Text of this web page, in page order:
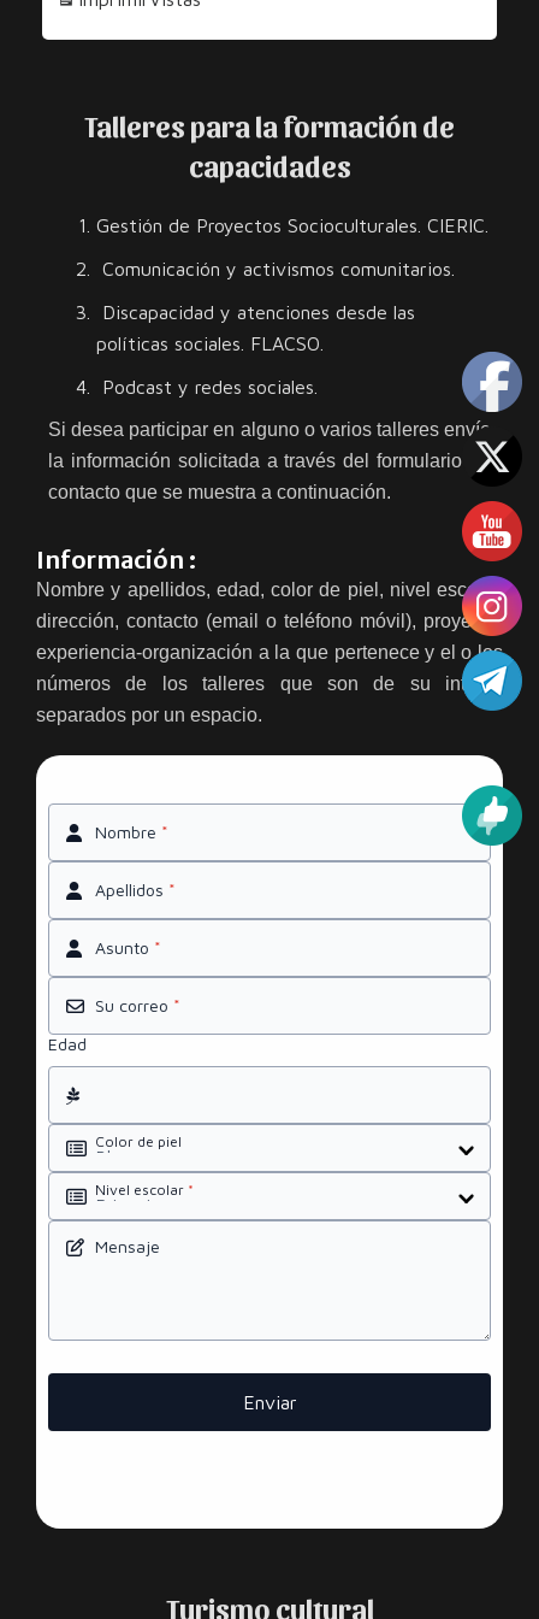
los
Derechos
los
Derechos
Talleres para la formación de
capacidades
Gestión de Proyectos Socioculturales. CIERIC.
Comunicación y activismos comunitarios.
Discapacidad y atenciones desde las
políticas sociales. FLACSO.
Podcast y redes sociales.
Si desea participar en alguno o varios talleres envíe
la información solicitada a través del formulario de
contacto que se muestra a continuación.
Información :
Nombre y apellidos, edad, color de piel, nivel escolar,
dirección, contacto (email o teléfono móvil), proyecto-
experiencia-organización a la que pertenece y el o los
números de los talleres que son de su interés
separados por un espacio.
Nombre *
Apellidos *
Asunto *
Su correo *
Edad
Color de piel
Nivel escolar *
Mensaje
Enviar
Turismo cultural